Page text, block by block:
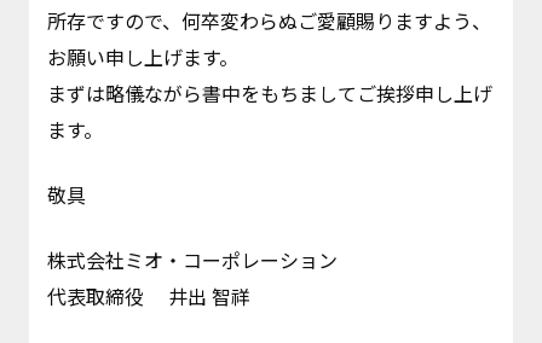
所存ですので、何卒変わらぬご愛顧賜りますよう、
お願い申し上げます。
まずは略儀ながら書中をもちましてご挨拶申し上げ
ます。
敬具
株式会社ミオ・コーポレーション
代表取締役 井出 智祥